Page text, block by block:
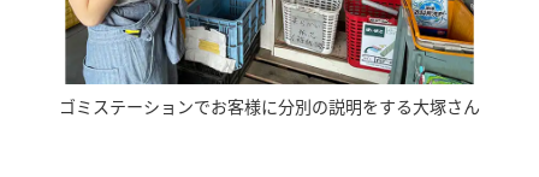
ゴミステーションでお客様に分別の説明をする大塚さん